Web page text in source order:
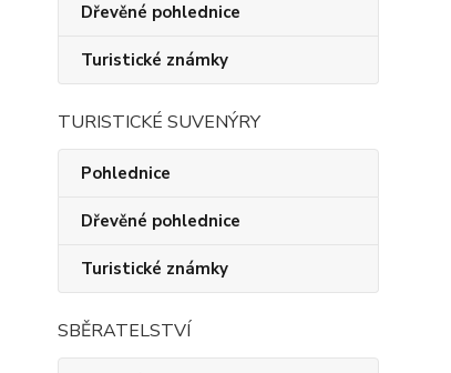
Dřevěné pohlednice
Turistické známky
TURISTICKÉ SUVENÝRY
Pohlednice
Dřevěné pohlednice
Turistické známky
SBĚRATELSTVÍ